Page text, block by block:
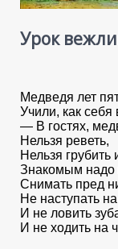
Урок
Медведя лет
Учили, как себя
— В гостях,
Нельзя реветь,
Нельзя грубить
Знакомым надо
Снимать пред
Не наступать
И не ловить
И не ходить на